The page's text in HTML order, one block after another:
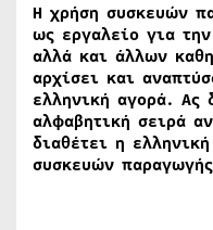
Η χρήση συσκευών
ως εργαλείο για
αλλά και άλλων
αρχίσει και
ελληνική αγορά. Ας
αλφαβητική σειρά
διαθέτει η
συσκευών